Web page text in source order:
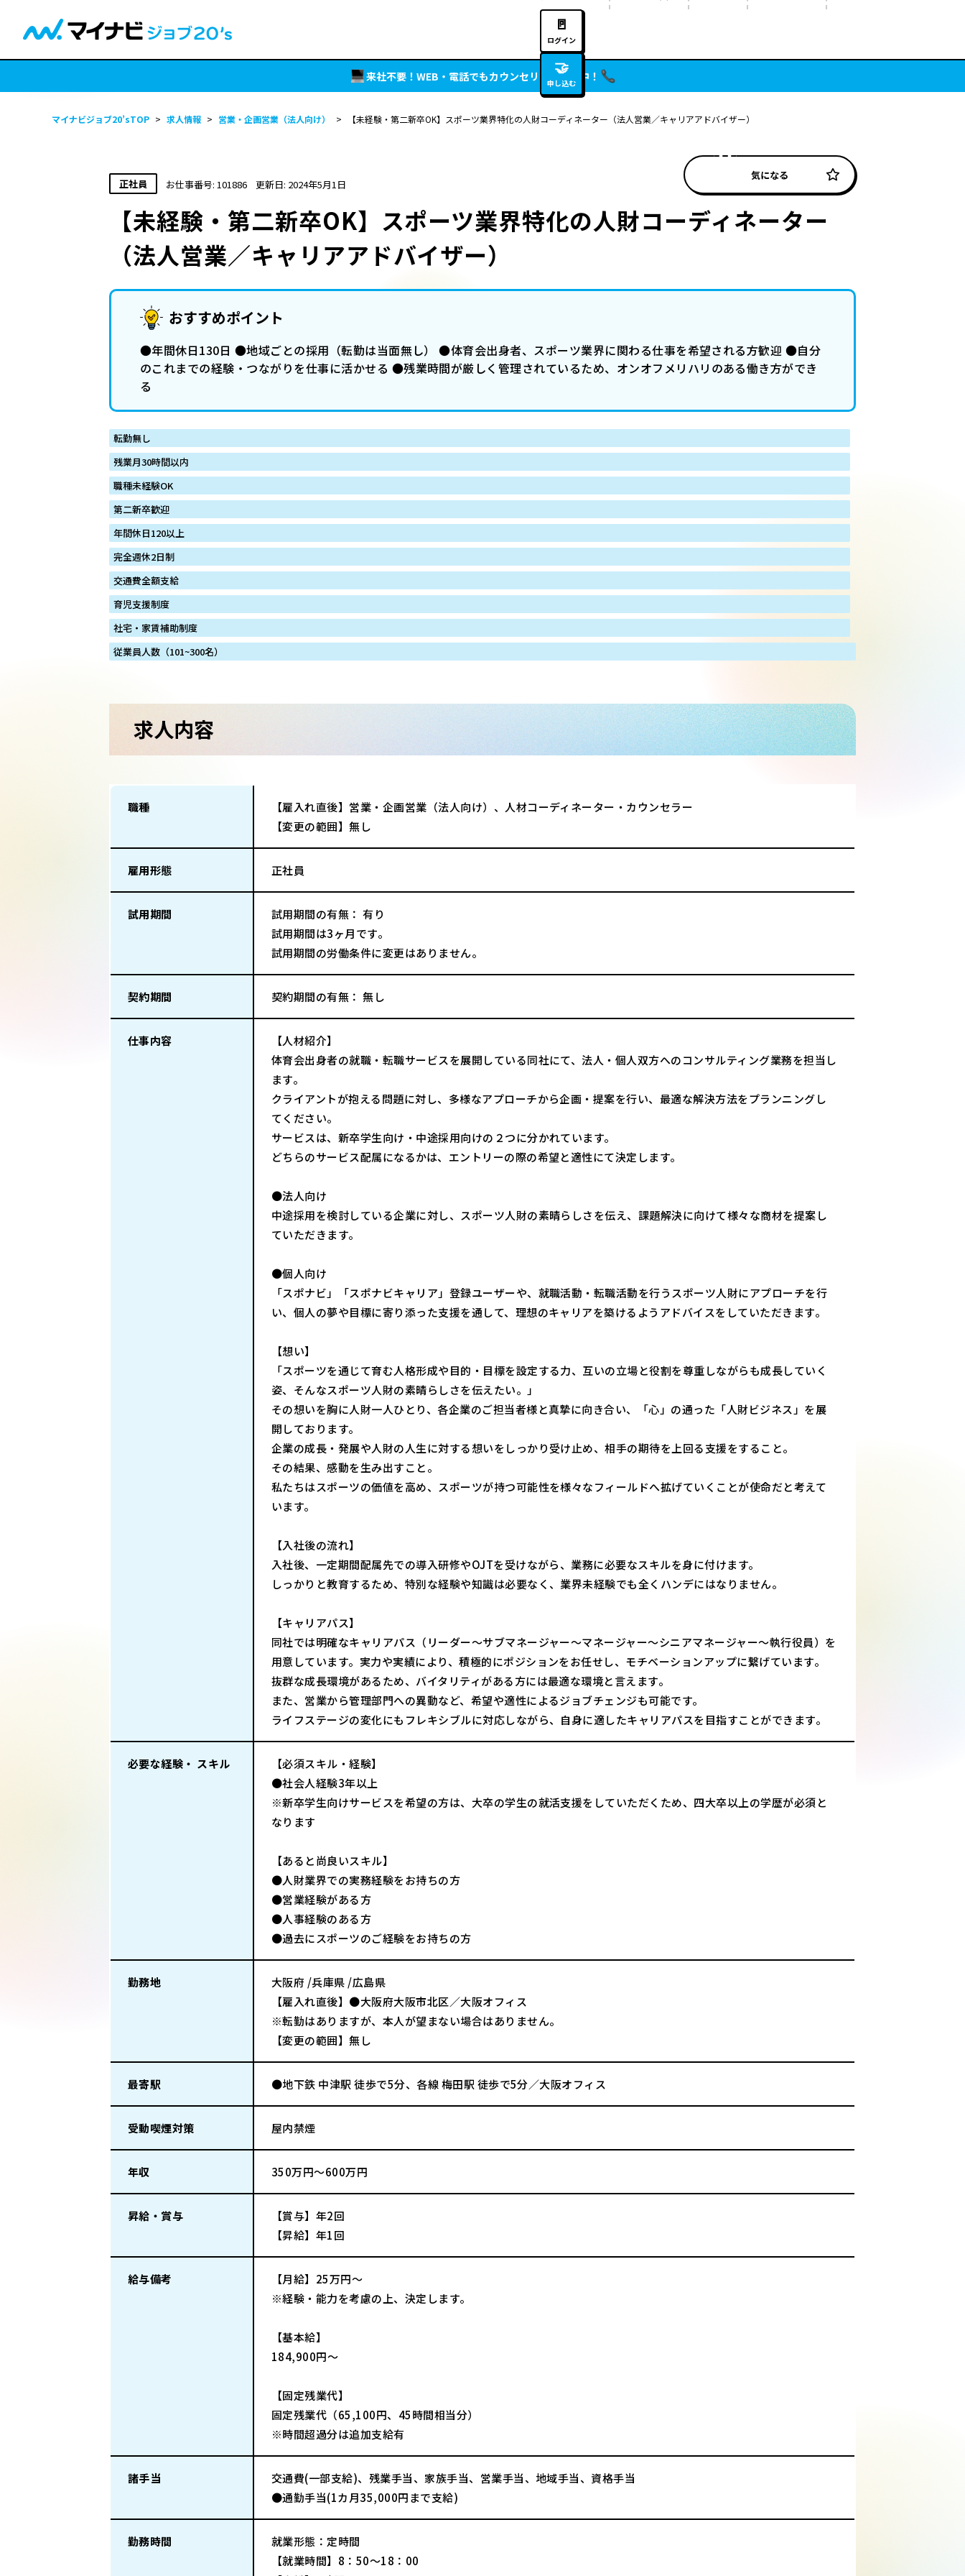
🚪
ログイン
🤝
申し込む
来社不要！WEB・電話でもカウンセリング実施中！
マイナビジョブ20’sTOP > 求人情報 > 営業・企画営業（法人向け） > 【未経験・第二新卒OK】スポーツ業界特化の人財コーディネーター（法人営業／キャリアアドバイザー）
正社員 お仕事番号: 101886 更新日: 2024年5月1日
気になる
【未経験・第二新卒OK】スポーツ業界特化の人財コーディネーター
（法人営業／キャリアアドバイザー）
おすすめポイント
●年間休日130日 ●地域ごとの採用（転勤は当面無し） ●体育会出身者、スポーツ業界に関わる仕事を希望される方歓迎 ●自分
のこれまでの経験・つながりを仕事に活かせる ●残業時間が厳しく管理されているため、オンオフメリハリのある働き方ができ
る
転勤無し
残業月30時間以内
職種未経験OK
第二新卒歓迎
年間休日120以上
完全週休2日制
交通費全額支給
育児支援制度
社宅・家賃補助制度
従業員人数（101~300名）
求人内容
職種
【雇入れ直後】営業・企画営業（法人向け）、人材コーディネーター・カウンセラー
【変更の範囲】無し
雇用形態 正社員
試用期間
試用期間の有無： 有り
試用期間は3ヶ月です。
試用期間の労働条件に変更はありません。
契約期間 契約期間の有無： 無し
仕事内容
【人材紹介】
体育会出身者の就職・転職サービスを展開している同社にて、法人・個人双方へのコンサルティング業務を担当し
ます。
クライアントが抱える問題に対し、多様なアプローチから企画・提案を行い、最適な解決方法をプランニングし
てください。
サービスは、新卒学生向け・中途採用向けの２つに分かれています。
どちらのサービス配属になるかは、エントリーの際の希望と適性にて決定します。
●法人向け
中途採用を検討している企業に対し、スポーツ人財の素晴らしさを伝え、課題解決に向けて様々な商材を提案し
ていただきます。
●個人向け
「スポナビ」「スポナビキャリア」登録ユーザーや、就職活動・転職活動を行うスポーツ人財にアプローチを行
い、個人の夢や目標に寄り添った支援を通して、理想のキャリアを築けるようアドバイスをしていただきます。
【想い】
「スポーツを通じて育む人格形成や目的・目標を設定する力、互いの立場と役割を尊重しながらも成長していく
姿、そんなスポーツ人財の素晴らしさを伝えたい。」
その想いを胸に人財一人ひとり、各企業のご担当者様と真摯に向き合い、「心」の通った「人財ビジネス」を展
開しております。
企業の成長・発展や人財の人生に対する想いをしっかり受け止め、相手の期待を上回る支援をすること。
その結果、感動を生み出すこと。
私たちはスポーツの価値を高め、スポーツが持つ可能性を様々なフィールドへ拡げていくことが使命だと考えて
います。
【入社後の流れ】
入社後、一定期間配属先での導入研修やOJTを受けながら、業務に必要なスキルを身に付けます。
しっかりと教育するため、特別な経験や知識は必要なく、業界未経験でも全くハンデにはなりません。
【キャリアパス】
同社では明確なキャリアパス（リーダー～サブマネージャー～マネージャー～シニアマネージャー～執行役員）を
用意しています。実力や実績により、積極的にポジションをお任せし、モチベーションアップに繋げています。
抜群な成長環境があるため、バイタリティがある方には最適な環境と言えます。
また、営業から管理部門への異動など、希望や適性によるジョブチェンジも可能です。
ライフステージの変化にもフレキシブルに対応しながら、自身に適したキャリアパスを目指すことができます。
必要な経験・ スキル
【必須スキル・経験】
●社会人経験3年以上
※新卒学生向けサービスを希望の方は、大卒の学生の就活支援をしていただくため、四大卒以上の学歴が必須と
なります
【あると尚良いスキル】
●人財業界での実務経験をお持ちの方
●営業経験がある方
●人事経験のある方
●過去にスポーツのご経験をお持ちの方
勤務地
大阪府 /兵庫県 /広島県
【雇入れ直後】●大阪府大阪市北区／大阪オフィス
※転勤はありますが、本人が望まない場合はありません。
【変更の範囲】無し
最寄駅 ●地下鉄 中津駅 徒歩で5分、各線 梅田駅 徒歩で5分／大阪オフィス
受動喫煙対策 屋内禁煙
年収 350万円～600万円
昇給・賞与
【賞与】年2回
【昇給】年1回
給与備考
【月給】25万円～
※経験・能力を考慮の上、決定します。
【基本給】
184,900円～
【固定残業代】
固定残業代（65,100円、45時間相当分）
※時間超過分は追加支給有
諸手当
交通費(一部支給)、残業手当、家族手当、営業手当、地域手当、資格手当
●通勤手当(1カ月35,000円まで支給)
勤務時間
就業形態：定時間
【就業時間】8：50～18：00